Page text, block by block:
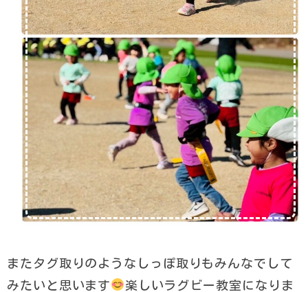
またタグ取りのようなしっぽ取りもみんなでして
みたいと思います
楽しいラグビー教室になりま